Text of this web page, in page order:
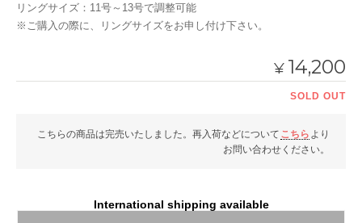
リングサイズ：11号～13号で調整可能
※ご購入の際に、リングサイズをお申し付け下さい。
¥ 14,200
SOLD OUT
こちらの商品は完売いたしました。再入荷などについて こちら より
お問い合わせください。
International shipping available